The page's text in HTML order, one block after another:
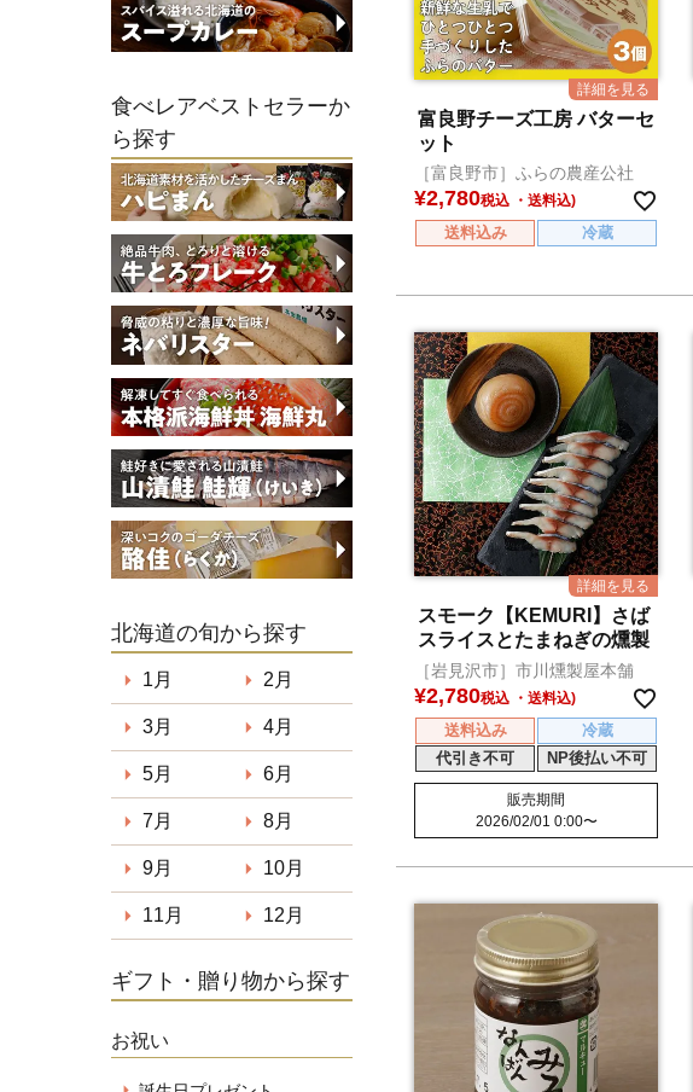
食べレアベストセラーか
ら探す
北海道の旬から探す
1月 2月
3月 4月
5月 6月
7月 8月
9月 10月
11月 12月
ギフト・贈り物から探す
お祝い
富良野チーズ工房 バターセ
ット
［富良野市］ふらの農産公社
¥2,780税込
送料込み 冷蔵
スモーク【KEMURI】さば
スライスとたまねぎの燻製
［岩見沢市］市川燻製屋本舗
¥2,780税込
送料込み
冷蔵
代引き不可
NP後払い不可
販売期間
2026/02/01 0:00〜